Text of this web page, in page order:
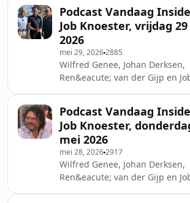
Podcast Vandaag
Job Knoester, vrijdag
2026
mei 29, 20262885
Wilfred Genee, Johan Derksen,
Ren&eacute; van der Gijp en
van Rafael van der Vaart, een
Woerts-overhemd en een
cadeau.See omnystudio.com/
for privacy information.
Podcast Vandaag
Job Knoester,
mei 2026
mei 28, 20262917
Wilfred Genee, Johan Derksen,
Ren&eacute; van der Gijp en